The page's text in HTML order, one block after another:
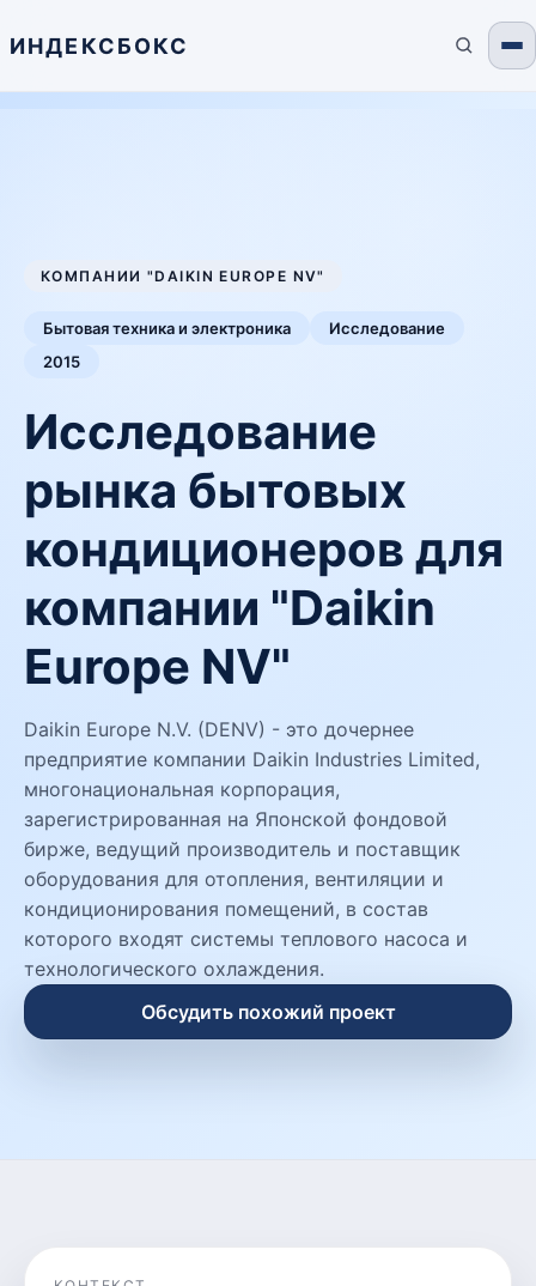
ИНДЕКСБОКС
КОМПАНИИ "DAIKIN EUROPE NV"
Бытовая техника и электроника
Исследование
2015
Исследование
рынка бытовых
кондиционеров для
компании "Daikin
Europe NV"
Daikin Europe N.V. (DENV) - это дочернее
предприятие компании Daikin Industries Limited,
многонациональная корпорация,
зарегистрированная на Японской фондовой
бирже, ведущий производитель и поставщик
оборудования для отопления, вентиляции и
кондиционирования помещений, в состав
которого входят системы теплового насоса и
технологического охлаждения.
Обсудить похожий проект